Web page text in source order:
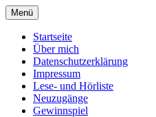
Zum
Inhalt
springen
Menü
Startseite
Über mich
Datenschutzerklärung
Impressum
Lese- und Hörliste
Neuzugänge
Gewinnspiel